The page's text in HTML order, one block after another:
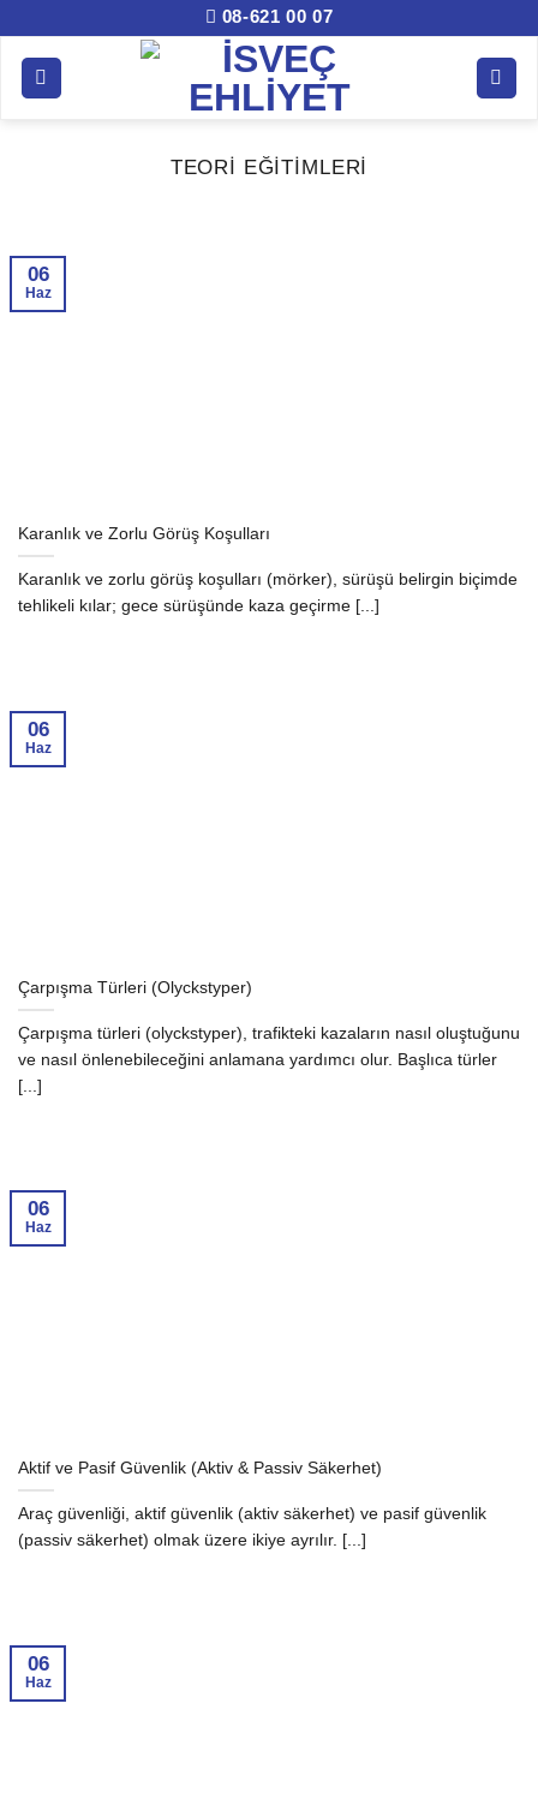
08-621 00 07
TEORI EĞITIMLERI
Karanlık ve Zorlu Görüş Koşulları
Karanlık ve zorlu görüş koşulları (mörker), sürüşü belirgin biçimde
tehlikeli kılar; gece sürüşünde kaza geçirme [...]
06
Haz
Çarpışma Türleri (Olyckstyper)
Çarpışma türleri (olyckstyper), trafikteki kazaların nasıl oluştuğunu
ve nasıl önlenebileceğini anlamana yardımcı olur. Başlıca türler
[...]
06
Haz
Aktif ve Pasif Güvenlik (Aktiv & Passiv Säkerhet)
Araç güvenliği, aktif güvenlik (aktiv säkerhet) ve pasif güvenlik
(passiv säkerhet) olmak üzere ikiye ayrılır. [...]
06
Haz
06
Haz